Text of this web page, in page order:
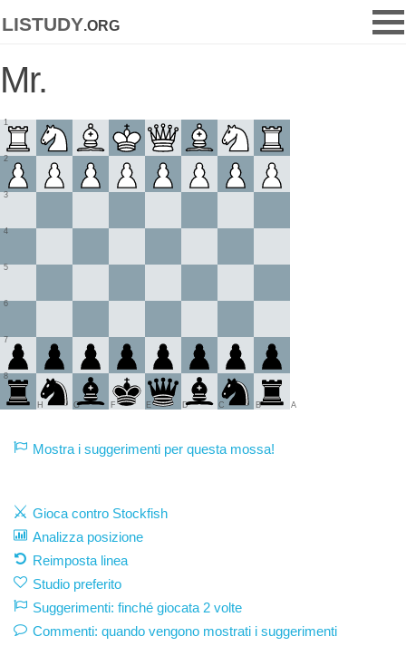
listudy.org
Mr.
1
2
3
4
5
6
7
8
A
B
C
D
E
F
G
H
Mostra i suggerimenti per questa mossa!
Gioca contro Stockfish
Analizza posizione
Reimposta linea
Studio preferito
Suggerimenti: finché giocata 2 volte
Commenti: quando vengono mostrati i suggerimenti